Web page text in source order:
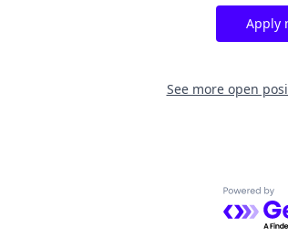
Apply
See more open
Powered